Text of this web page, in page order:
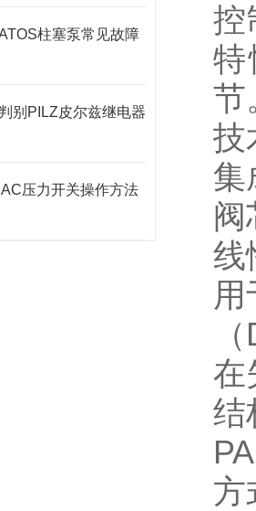
柱塞泵常见故障
别PILZ皮尔兹继电器
压力开关操作方法
控
节
技
集
线
在
结
方